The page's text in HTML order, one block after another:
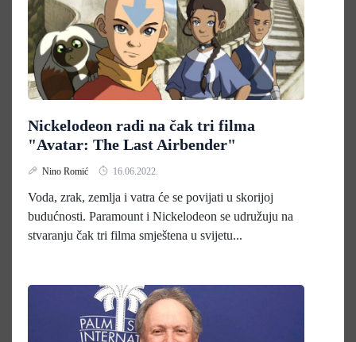
Nickelodeon radi na čak tri filma
"Avatar: The Last Airbender"
Nino Romić 16.06.2022.
Voda, zrak, zemlja i vatra će se povijati u skorijoj
budućnosti. Paramount i Nickelodeon se udružuju na
stvaranju čak tri filma smještena u svijetu...